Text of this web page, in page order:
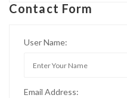
Contact Form
User Name:
Email Address: